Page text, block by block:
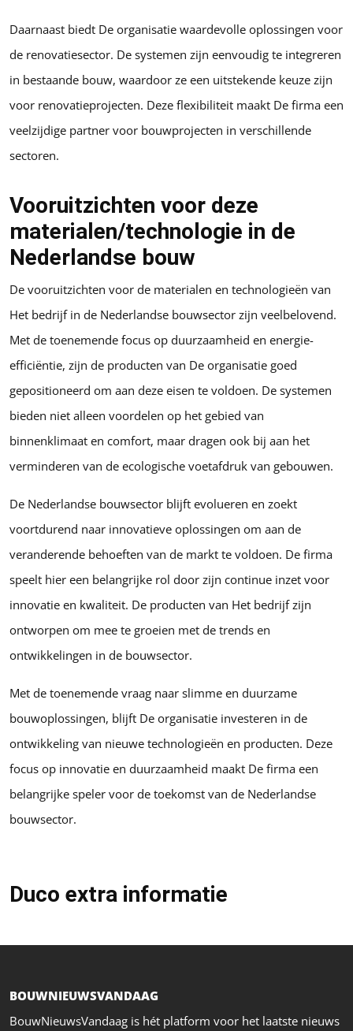
Daarnaast biedt De organisatie waardevolle oplossingen voor
de renovatiesector. De systemen zijn eenvoudig te integreren
in bestaande bouw, waardoor ze een uitstekende keuze zijn
voor renovatieprojecten. Deze flexibiliteit maakt De firma een
veelzijdige partner voor bouwprojecten in verschillende
sectoren.
Vooruitzichten voor deze
materialen/technologie in de
Nederlandse bouw
De vooruitzichten voor de materialen en technologieën van
Het bedrijf in de Nederlandse bouwsector zijn veelbelovend.
Met de toenemende focus op duurzaamheid en energie-
efficiëntie, zijn de producten van De organisatie goed
gepositioneerd om aan deze eisen te voldoen. De systemen
bieden niet alleen voordelen op het gebied van
binnenklimaat en comfort, maar dragen ook bij aan het
verminderen van de ecologische voetafdruk van gebouwen.
De Nederlandse bouwsector blijft evolueren en zoekt
voortdurend naar innovatieve oplossingen om aan de
veranderende behoeften van de markt te voldoen. De firma
speelt hier een belangrijke rol door zijn continue inzet voor
innovatie en kwaliteit. De producten van Het bedrijf zijn
ontworpen om mee te groeien met de trends en
ontwikkelingen in de bouwsector.
Met de toenemende vraag naar slimme en duurzame
bouwoplossingen, blijft De organisatie investeren in de
ontwikkeling van nieuwe technologieën en producten. Deze
focus op innovatie en duurzaamheid maakt De firma een
belangrijke speler voor de toekomst van de Nederlandse
bouwsector.
Duco extra informatie
BOUWNIEUWSVANDAAG
BouwNieuwsVandaag is hét platform voor het laatste nieuws